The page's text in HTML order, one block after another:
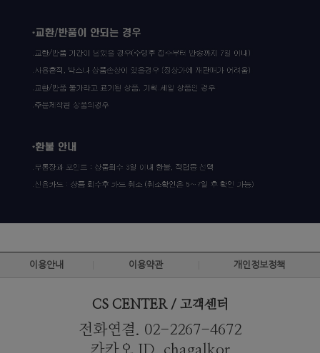
이용안내 이용약관 개인정보정책
CS CENTER / 고객센터
전화연결. 02-2267-4672